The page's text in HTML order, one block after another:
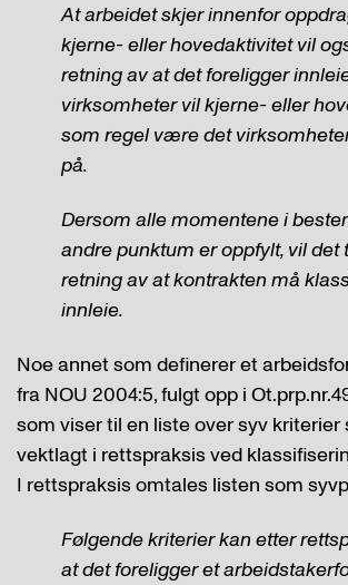
At arbeidet skjer innenfor
kjerne- eller hovedaktivitet vil
retning av at det foreligger
virksomheter vil kjerne- eller
som regel være det
på.
Dersom alle momentene i
andre punktum er oppfylt, vil det
retning av at kontrakten må
innleie.
Noe annet som definerer et
fra NOU 2004:5, fulgt opp i
som viser til en liste over syv
vektlagt i rettspraksis ved
I rettspraksis omtales listen som
Følgende kriterier kan etter
at det foreligger et